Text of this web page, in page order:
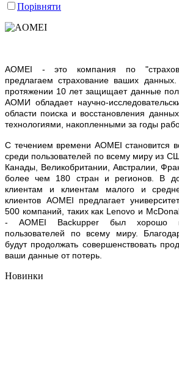
Порівняти
AOMEI - это компания по
предлагаем страхование ваших
протяжении 10 лет защищает данные
АОМИ обладает научно-
области поиска и восстановления
технологиями, накопленными за годы
С течением времени AOMEI становится
среди пользователей по всему миру из
Канады, Великобритании, Австралии,
более чем 180 стран и регионов. В
клиентам и клиентам малого и
клиентов AOMEI предлагает
500 компаний, таких как Lenovo и
- AOMEI Backupper был хорошо
пользователей по всему миру.
будут продолжать совершенствовать
ваши данные от потерь.
Новинки